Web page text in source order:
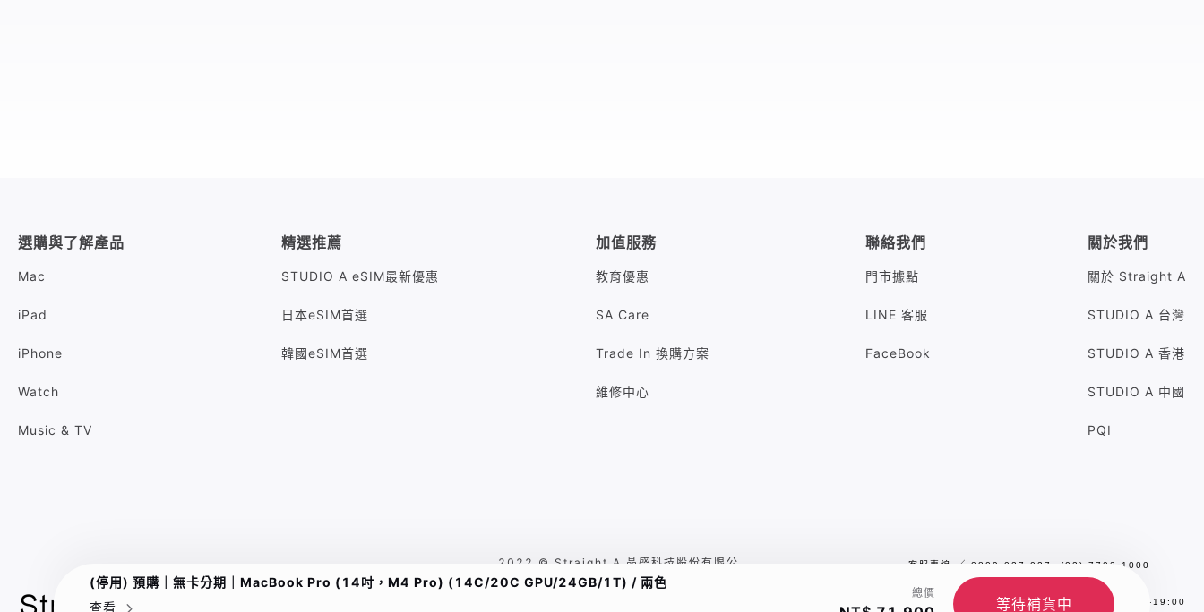
(停用) 預購｜無卡分期｜MacBook Pro (14吋，M4 Pro) (14C/20C GPU/24GB/1T) / 兩色
查看
總價
等待補貨中
選購與了解產品
Mac
iPad
iPhone
Watch
Music & TV
精選推薦
STUDIO A eSIM最新優惠
日本eSIM首選
韓國eSIM首選
加值服務
教育優惠
SA Care
Trade In 換購方案
維修中心
聯絡我們
門市據點
LINE 客服
FaceBook
關於我們
關於 Straight A
STUDIO A 台灣
STUDIO A 香港
STUDIO A 中國
PQI
2022 © Straight A 晶盛科技股份有限公
司 台北市中山區八德路二段260號7樓
客服專線 ╱
0809-027-027 (02) 7702-1000
╱sa.service@studioa.com.tw
平日／假日10:00 - 13:00，14:00-19:00